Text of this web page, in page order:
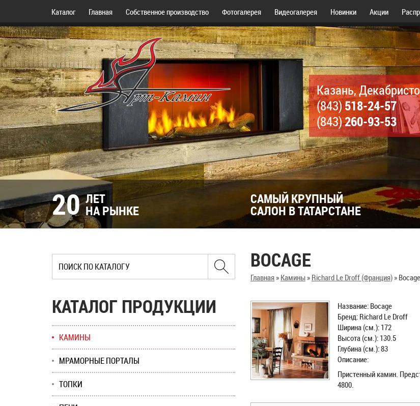
Каталог Главная Собственное производство Фотогалерея Видеогалерея Новинки Акции
Казань,
(843)518-24-57
(843)260-93-53
20 ЛЕТ
НА РЫНКЕ
САМЫЙ КРУПНЫЙ
САЛОН В ТАТАРСТАНЕ
BOCAGE
Главная» Камины» Richard Le Droff (Франция)» Bocage
Название: Bocage
Бренд: Richard Le Droff
Ширина (см.): 172
Высота (см.): 130.5
Глубина (см.): 83
Описание:
Пристенный камин.
4800.
КАТАЛОГ ПРОДУКЦИИ
КАМИНЫ
МРАМОРНЫЕ ПОРТАЛЫ
ТОПКИ